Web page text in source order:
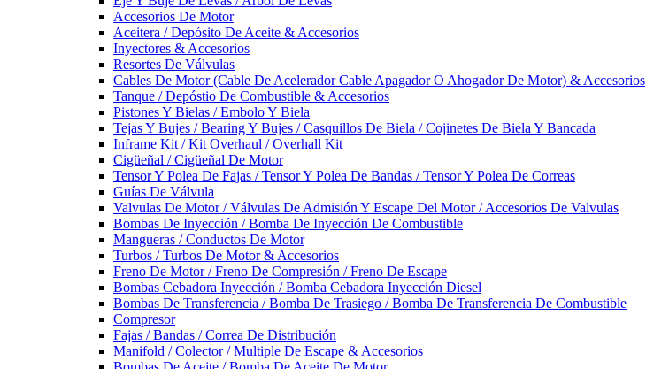
Accesorios De Motor
Aceitera / Depósito De Aceite & Accesorios
Inyectores & Accesorios
Resortes De Válvulas
Cables De Motor (Cable De Acelerador Cable Apagador O Ahogador De Motor) & Accesorios
Tanque / Depóstio De Combustible & Accesorios
Pistones Y Bielas / Embolo Y Biela
Tejas Y Bujes / Bearing Y Bujes / Casquillos De Biela / Cojinetes De Biela Y Bancada
Inframe Kit / Kit Overhaul / Overhall Kit
Cigüeñal / Cigüeñal De Motor
Tensor Y Polea De Fajas / Tensor Y Polea De Bandas / Tensor Y Polea De Correas
Guías De Válvula
Valvulas De Motor / Válvulas De Admisión Y Escape Del Motor / Accesorios De Valvulas
Bombas De Inyección / Bomba De Inyección De Combustible
Mangueras / Conductos De Motor
Turbos / Turbos De Motor & Accesorios
Freno De Motor / Freno De Compresión / Freno De Escape
Bombas Cebadora Inyección / Bomba Cebadora Inyección Diesel
Bombas De Transferencia / Bomba De Trasiego / Bomba De Transferencia De Combustible
Compresor
Fajas / Bandas / Correa De Distribución
Manifold / Colector / Multiple De Escape & Accesorios